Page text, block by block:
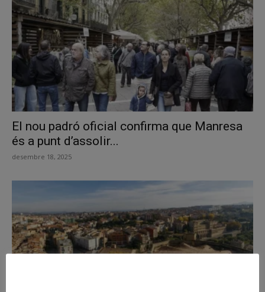
El nou padró oficial confirma que Manresa
és a punt d’assolir...
desembre 18, 2025